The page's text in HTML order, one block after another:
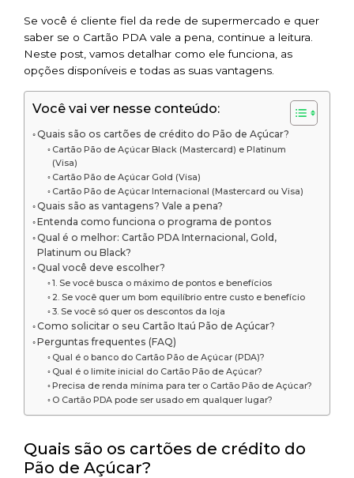
Se você é cliente fiel da rede de supermercado e quer
saber se o Cartão PDA vale a pena, continue a leitura.
Neste post, vamos detalhar como ele funciona, as
opções disponíveis e todas as suas vantagens.
Você vai ver nesse conteúdo:
Quais são os cartões de crédito do Pão de Açúcar?
Cartão Pão de Açúcar Black (Mastercard) e Platinum
(Visa)
Cartão Pão de Açúcar Gold (Visa)
Cartão Pão de Açúcar Internacional (Mastercard ou Visa)
Quais são as vantagens? Vale a pena?
Entenda como funciona o programa de pontos
Qual é o melhor: Cartão PDA Internacional, Gold,
Platinum ou Black?
Qual você deve escolher?
1. Se você busca o máximo de pontos e benefícios
2. Se você quer um bom equilíbrio entre custo e benefício
3. Se você só quer os descontos da loja
Como solicitar o seu Cartão Itaú Pão de Açúcar?
Perguntas frequentes (FAQ)
Qual é o banco do Cartão Pão de Açúcar (PDA)?
Qual é o limite inicial do Cartão Pão de Açúcar?
Precisa de renda mínima para ter o Cartão Pão de Açúcar?
O Cartão PDA pode ser usado em qualquer lugar?
Quais são os cartões de crédito do
Pão de Açúcar?